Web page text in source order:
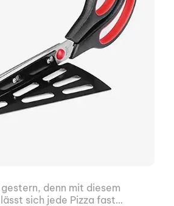
denn mit diesem
sich jede Pizza fast